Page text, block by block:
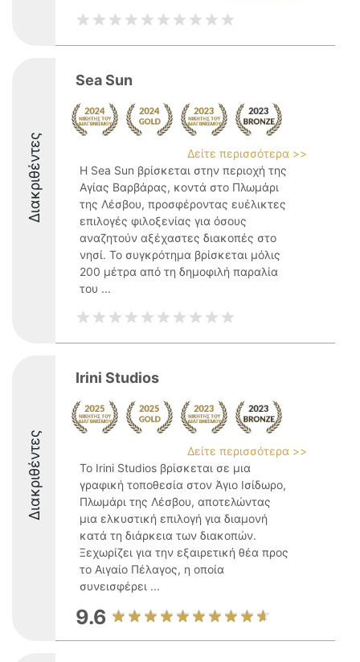
Διακριθέντες
Sea Sun
Δείτε περισσότερα >>
Η Sea Sun βρίσκεται στην περιοχή της
Αγίας Βαρβάρας, κοντά στο Πλωμάρι
της Λέσβου, προσφέροντας ευέλικτες
επιλογές φιλοξενίας για όσους
αναζητούν αξέχαστες διακοπές στο
νησί. Το συγκρότημα βρίσκεται μόλις
200 μέτρα από τη δημοφιλή παραλία
του ...
Διακριθέντες
Irini Studios
Δείτε περισσότερα >>
Το Irini Studios βρίσκεται σε μια
γραφική τοποθεσία στον Άγιο Ισίδωρο,
Πλωμάρι της Λέσβου, αποτελώντας
μια ελκυστική επιλογή για διαμονή
κατά τη διάρκεια των διακοπών.
Ξεχωρίζει για την εξαιρετική θέα προς
το Αιγαίο Πέλαγος, η οποία
συνεισφέρει ...
9.6